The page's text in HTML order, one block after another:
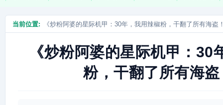
当前位置: 《炒粉阿婆的星际机甲：30年，我用辣椒粉，干翻了所有海盗
《炒粉阿婆的星际机甲：30
粉，干翻了所有海